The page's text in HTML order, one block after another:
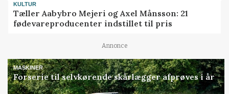
KULTUR
Tæller Aabybro Mejeri og Axel Månsson: 21
fødevareproducenter indstillet til pris
Annonce
MASKINER
Forserie til selvkørende skårlægger afprøves i år